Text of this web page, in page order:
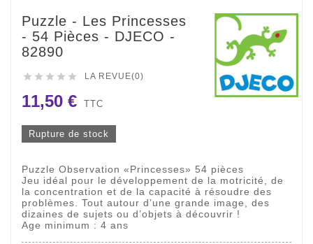
Puzzle - Les Princesses
- 54 Pièces - DJECO -
82890
     LA REVUE(0)
11,50 € TTC
Rupture de stock
Puzzle Observation «Princesses» 54 pièces
Jeu idéal pour le développement de la motricité, de
la concentration et de la capacité à résoudre des
problèmes. Tout autour d’une grande image, des
dizaines de sujets ou d’objets à découvrir !
Age minimum : 4 ans